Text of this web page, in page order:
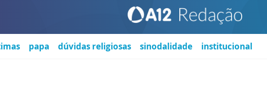
papa dúvidas religiosas sinodalidade institucional